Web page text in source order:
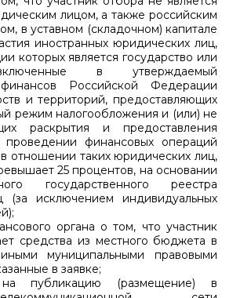
лицом, а также российским
в уставном (складочном) капитале
иностранных юридических лиц,
которых является государство или
в утверждаемый
Российской Федерации
и территорий, предоставляющих
режим налогообложения и (или) не
раскрытия и предоставления
финансовых операций
отношении таких юридических лиц,
25 процентов, на основании
государственного реестра
(за исключением индивидуальных
органа о том, что участник
средства из местного бюджета в
муниципальными правовыми
в заявке;
публикацию (размещение) в